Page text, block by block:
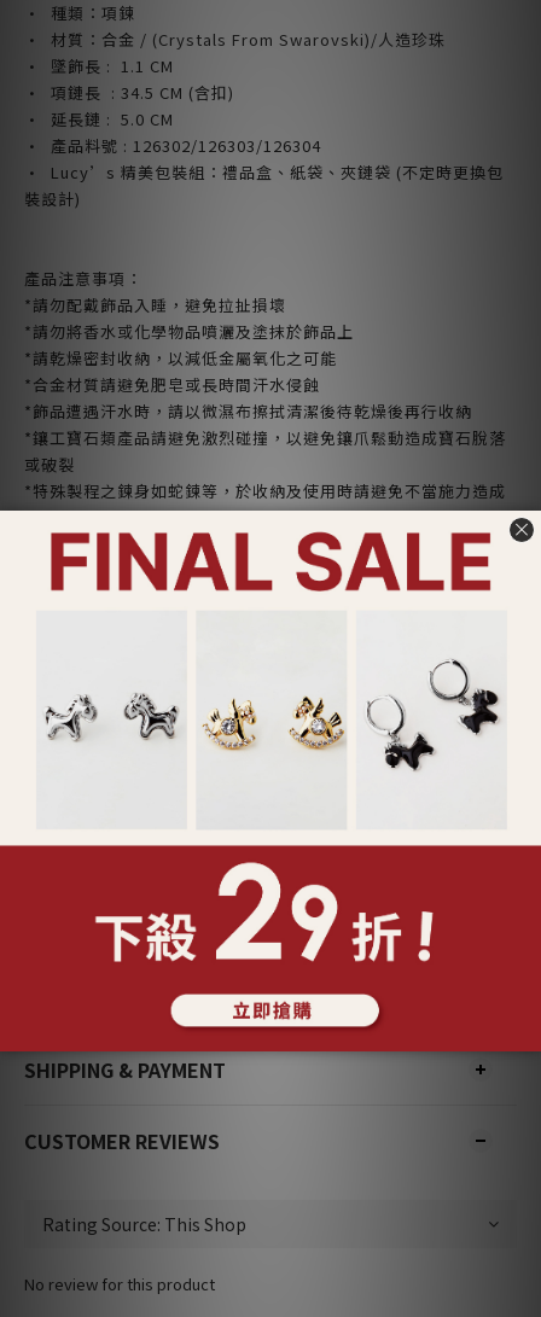
· 種類：項鍊
· 材質：合金 / (Crystals From Swarovski)/人造珍珠
· 墜飾長 : 1.1 CM
· 項鏈長 : 34.5 CM (含扣)
· 延長鏈 : 5.0 CM
· 產品料號 : 126302/126303/126304
· Lucy’s 精美包裝組：禮品盒、紙袋、夾鏈袋 (不定時更換包
裝設計)
產品注意事項：
*請勿配戴飾品入睡，避免拉扯損壞
*請勿將香水或化學物品噴灑及塗抹於飾品上
*請乾燥密封收納，以減低金屬氧化之可能
*合金材質請避免肥皂或長時間汗水侵蝕
*飾品遭遇汗水時，請以微濕布擦拭清潔後待乾燥後再行收納
*鑲工寶石類產品請避免激烈碰撞，以避免鑲爪鬆動造成寶石脫落
或破裂
*特殊製程之鍊身如蛇鍊等，於收納及使用時請避免不當施力造成
無法復原之折損
*依照消保法，針式耳環產品屬個人衛生用品， 拆封即無鑑賞期
SHIPPING & PAYMENT
CUSTOMER REVIEWS
No review for this product